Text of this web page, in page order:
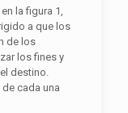
la figura 1,
a que los
de los
los fines y
destino.
cada una